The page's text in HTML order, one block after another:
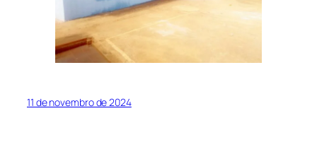
11 de novembro de 2024